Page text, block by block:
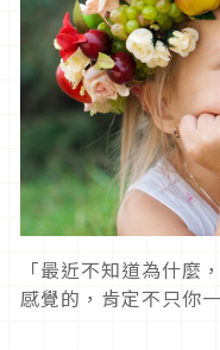
「最近不知道為什
感覺的，肯定不只你